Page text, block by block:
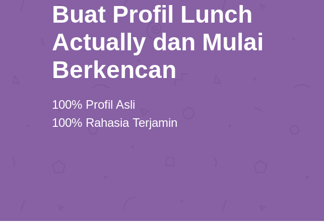
Buat Profil Lunch
Actually dan Mulai
Berkencan
100% Profil Asli
100% Rahasia Terjamin